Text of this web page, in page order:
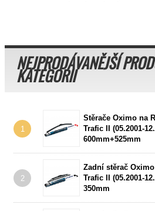
NEJPRODÁVANĚJŠÍ
KATEGORII
1
Stěrače Oximo na
Trafic II (05.2001-
600mm+525mm
2
Zadní stěrač
Trafic II (05.2001-
350mm